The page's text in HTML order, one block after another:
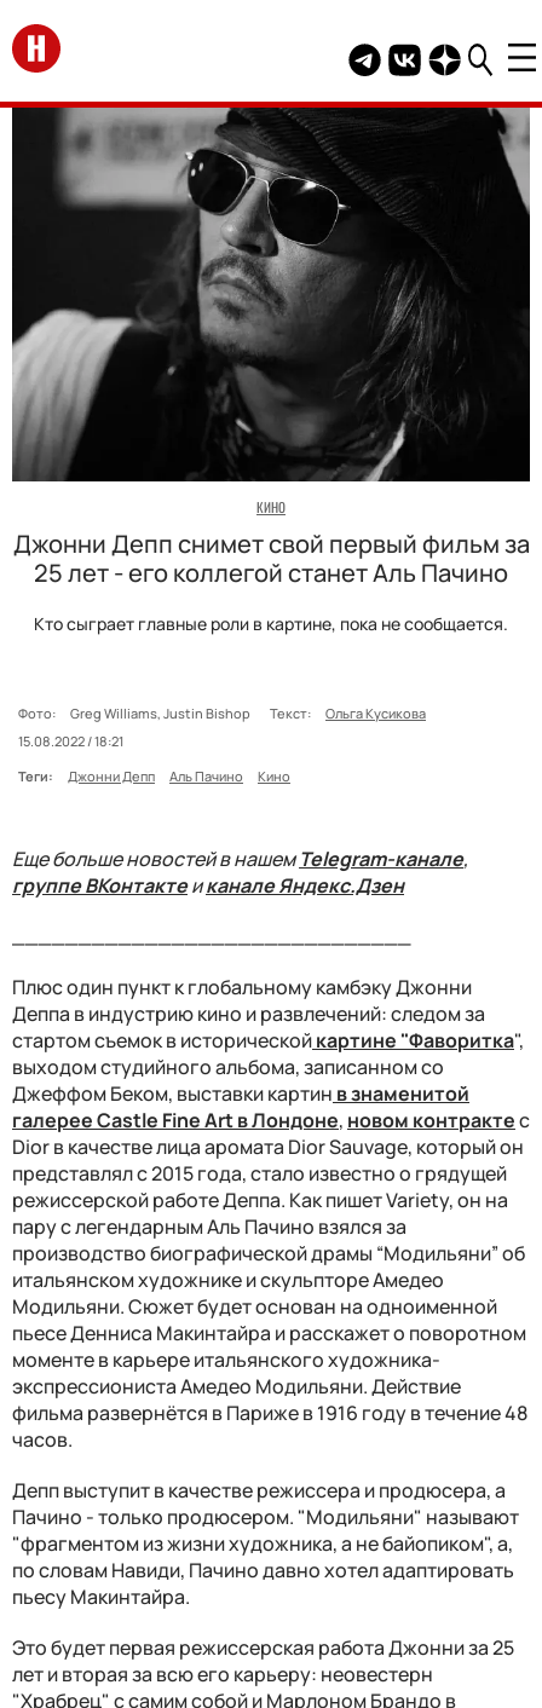
Перейти на главную
Telegram канал
Группа HELLO
Канал
КИНО
Джонни Депп снимет свой первый фильм за
25 лет - его коллегой станет Аль Пачино
Кто сыграет главные роли в картине, пока не сообщается.
Фото: Greg Williams, Justin Bishop Текст:
Ольга Кусикова
15.08.2022 / 18:21
Теги:
Джонни Депп Аль Пачино Кино
Еще больше новостей в нашемTelegram-канале,
группе ВКонтактеиканале Яндекс.Дзен
Плюс один пункт к глобальному камбэку Джонни
Деппа в индустрию кино и развлечений: следом за
стартом съемок в историческойкартине "Фаворитка",
выходом студийного альбома, записанном со
Джеффом Беком, выставки картин в знаменитой
галерее Castle Fine Art в Лондоне, новом контрактес
Dior в качестве лица аромата Dior Sauvage, который он
представлял с 2015 года, стало известно о грядущей
режиссерской работе Деппа. Как пишет Variety, он на
пару с легендарным Аль Пачино взялся за
производство биографической драмы “Модильяни” об
итальянском художнике и скульпторе Амедео
Модильяни. Сюжет будет основан на одноименной
пьесе Денниса Макинтайра и расскажет о поворотном
моменте в карьере итальянского художника-
экспрессиониста Амедео Модильяни. Действие
фильма развернётся в Париже в 1916 году в течение 48
часов.
Депп выступит в качестве режиссера и продюсера, а
Пачино - только продюсером. "Модильяни" называют
"фрагментом из жизни художника, а не байопиком", а,
по словам Навиди, Пачино давно хотел адаптировать
пьесу Макинтайра.
Это будет первая режиссерская работа Джонни за 25
лет и вторая за всю его карьеру: неовестерн
"Храбрец" с самим собой и Марлоном Брандо в